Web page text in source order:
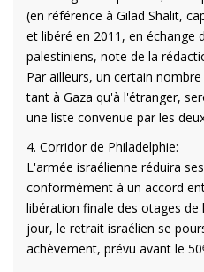
(en référence à Gilad Shalit,
et libéré en 2011, en échange
palestiniens, note de la
Par ailleurs, un certain
tant à Gaza qu'à l'étranger,
une liste convenue par les
4. Corridor de Philadelphie:
L'armée israélienne réduira
conformément à un accord
libération finale des otages de
jour, le retrait israélien se
achèvement, prévu avant le